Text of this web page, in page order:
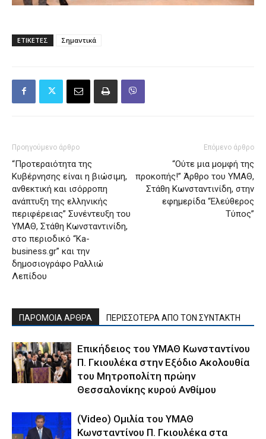
ΕΤΙΚΕΤΕΣ Σημαντικά
Προηγούμενο άρθρο
“Προτεραιότητα της
Κυβέρνησης είναι η βιώσιμη,
ανθεκτική και ισόρροπη
ανάπτυξη της ελληνικής
περιφέρειας” Συνέντευξη του
ΥΜΑΘ, Στάθη Κωνσταντινίδη,
στο περιοδικό “Ka-
business.gr” και την
δημοσιογράφο Ραλλιώ
Λεπίδου
Επόμενο άρθρο
“Ούτε μια μομφή της
προκοπής!” Άρθρο του ΥΜΑΘ,
Στάθη Κωνσταντινίδη, στην
εφημερίδα “Ελεύθερος
Τύπος”
ΠΑΡΟΜΟΙΑ ΑΡΘΡΑ ΠΕΡΙΣΣΟΤΕΡΑ ΑΠΟ ΤΟΝ ΣΥΝΤΑΚΤΗ
Επικήδειος του ΥΜΑΘ Κωνσταντίνου
Π. Γκιουλέκα στην Εξόδιο Ακολουθία
του Μητροπολίτη πρώην
Θεσσαλονίκης κυρού Ανθίμου
(Video) Ομιλία του ΥΜΑΘ
Κωνσταντίνου Π. Γκιουλέκα στα